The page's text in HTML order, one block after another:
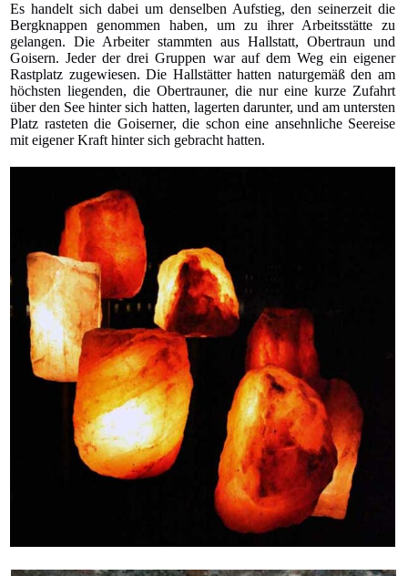
Es handelt sich dabei um denselben Aufstieg, den seinerzeit die
Bergknappen genommen haben, um zu ihrer Arbeitsstätte zu
gelangen. Die Arbeiter stammten aus Hallstatt, Obertraun und
Goisern. Jeder der drei Gruppen war auf dem Weg ein eigener
Rastplatz zugewiesen. Die Hallstätter hatten naturgemäß den am
höchsten liegenden, die Obertrauner, die nur eine kurze Zufahrt
über den See hinter sich hatten, lagerten darunter, und am untersten
Platz rasteten die Goiserner, die schon eine ansehnliche Seereise
mit eigener Kraft hinter sich gebracht hatten.